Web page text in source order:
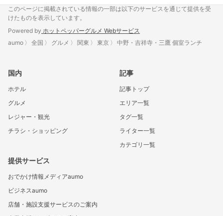
このページに掲載されている情報の一部は以下のサービスを通じて提供を受
けたものを表示しています。
Powered by ホットペッパーグルメ Webサービス
aumo
全国 グルメ 関東 東京 中野・吉祥寺・三鷹 個室ランチ
国内
ホテル
グルメ
レジャー・観光
チラシ・ショッピング
記事
記事トップ
エリア一覧
タグ一覧
ライター一覧
カテゴリ一覧
提供サービス
おでかけ情報メディアaumo
ビジネスaumo
店舗・施設支援サービスのご案内